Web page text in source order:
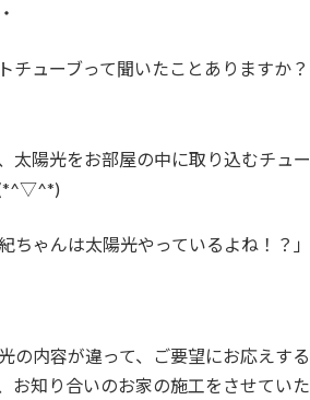
チューブって聞いたことありますか？
太陽光をお部屋の中に取り込むチュ
(*^▽^*)
ちゃんは太陽光やっているよね！？」
の内容が違って、ご要望にお応えす
お知り合いのお家の施工をさせていた